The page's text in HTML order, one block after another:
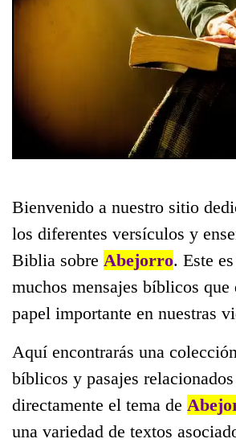
Bienvenido a nuestro sitio
los diferentes versículos y
Biblia sobre Abejorro. Este
muchos mensajes bíblicos que
papel importante en nuestras
Aquí encontrarás una
bíblicos y pasajes
directamente el tema de
una variedad de textos